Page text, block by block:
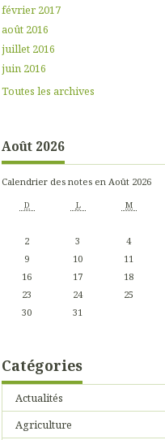
février 2017
août 2016
juillet 2016
juin 2016
Toutes les archives
Août 2026
Calendrier des notes en Août 2026
D L M
2
3 4
9
10 11
16
17 18
23
24 25
30
31
Catégories
Actualités
Agriculture